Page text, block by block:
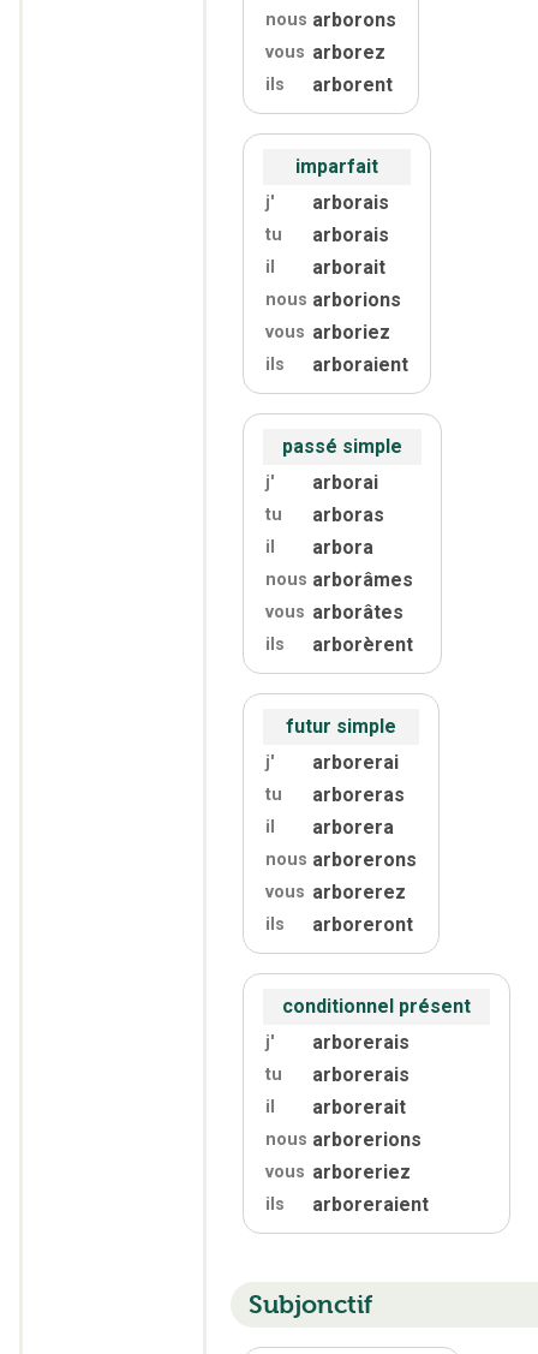
nous arborons
vous arborez
ils arborent
imparfait
j' arborais
tu arborais
il arborait
nous arborions
vous arboriez
ils arboraient
passé simple
j' arborai
tu arboras
il arbora
nous arborâmes
vous arborâtes
ils arborèrent
futur simple
j' arborerai
tu arboreras
il arborera
nous arborerons
vous arborerez
ils arboreront
conditionnel présent
j' arborerais
tu arborerais
il arborerait
nous arborerions
vous arboreriez
ils arboreraient
Subjonctif